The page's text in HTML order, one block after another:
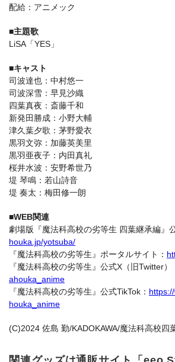
配給：アニメック
■主題歌
LiSA「YES」
■キャスト
司波達也：中村悠一
司波深雪：早見沙織
四葉真夜：斎藤千和
新発田勝成：小野大輔
津久葉夕歌：茅野愛衣
黒羽文弥：加藤英美里
黒羽亜夜子：内田真礼
桜井水波：安野希世乃
堤 琴鳴：若山詩音
堤 奏太：梅田修一朗
■WEB関連
劇場版『魔法科高校の劣等生 四葉継承編』
houka.jp/yotsuba/
『魔法科高校の劣等生』ポータルサイト：
『魔法科高校の劣等生』公式X（旧Twitter）
ahouka_anime
『魔法科高校の劣等生』公式TikTok：
houka_anime
(C)2024 佐島 勤/KADOKAWA/魔法科高校四